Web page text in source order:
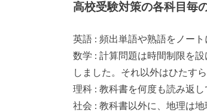
高校受験対策の各科目毎
英語 : 頻出単語や熟語をノー
数学 : 計算問題は時間制限を
しました。それ以外はひたす
理科 : 教科書を何度も読み返
社会 : 教科書以外に、地理は